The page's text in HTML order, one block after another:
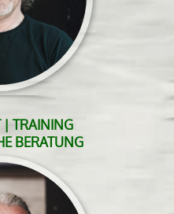
| TRAINING
BERATUNG